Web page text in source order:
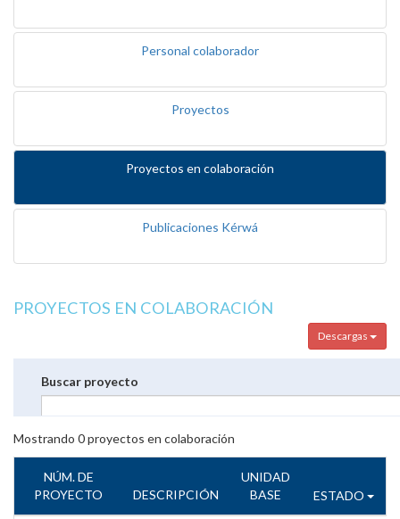
Personal colaborador
Proyectos
Proyectos en colaboración
Publicaciones Kérwá
PROYECTOS EN COLABORACIÓN
Descargas
Buscar proyecto
Mostrando 0proyectos en colaboración
NÚM. DE
PROYECTO
DESCRIPCIÓN
UNIDAD
BASE
ESTADO